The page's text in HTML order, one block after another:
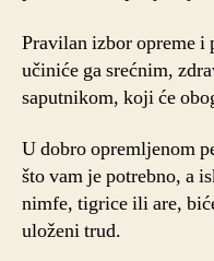
Pravilan izbor opreme i
učiniće ga srećnim,
saputnikom, koji će
U dobro opremljenom
što vam je potrebno, a
nimfe, tigrice ili are,
uloženi trud.